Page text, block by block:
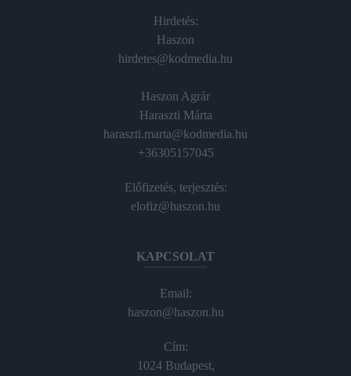
Hirdetés:
Haszon
hirdetes@kodmedia.hu
Haszon Agrár
Haraszti Márta
haraszti.marta@kodmedia.hu
+36305157045
Előfizetés, terjesztés:
elofiz@haszon.hu
KAPCSOLAT
Email:
haszon@haszon.hu
Cím:
1024 Budapest,